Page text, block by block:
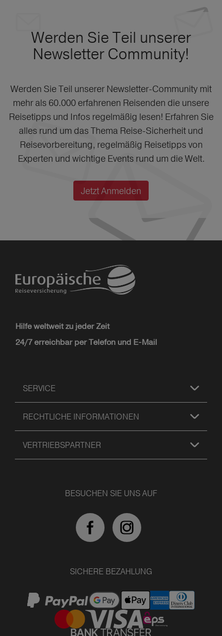
Werden Sie Teil unserer
Newsletter Community!
Werden Sie Teil unserer Newsletter-Community mit
mehr als 60.000 erfahrenen Reisenden die unsere
Reisetipps und Infos regelmäßig lesen! Erfahren Sie
alles rund um das Thema Reise-Sicherheit und
Reisevorbereitung, regelmäßig Reisetipps von
Experten und wichtige Events rund um die Welt.
Jetzt Anmelden
Hilfe weltweit zu jeder Zeit
24/7 erreichbar per Telefon und E-Mail
SERVICE
RECHTLICHE INFORMATIONEN
VERTRIEBSPARTNER
BESUCHEN SIE UNS AUF
SICHERE BEZAHLUNG